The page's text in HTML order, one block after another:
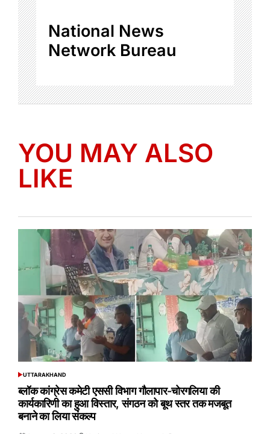
National News
Network Bureau
YOU MAY ALSO
LIKE
POSTED
UTTARAKHAND
ब्लॉक कांग्रेस कमेटी एससी विभाग गौलापार-चोरगलिया की
कार्यकारिणी का हुआ विस्तार, संगठन को बूथ स्तर तक मजबूत
बनाने का लिया संकल्प